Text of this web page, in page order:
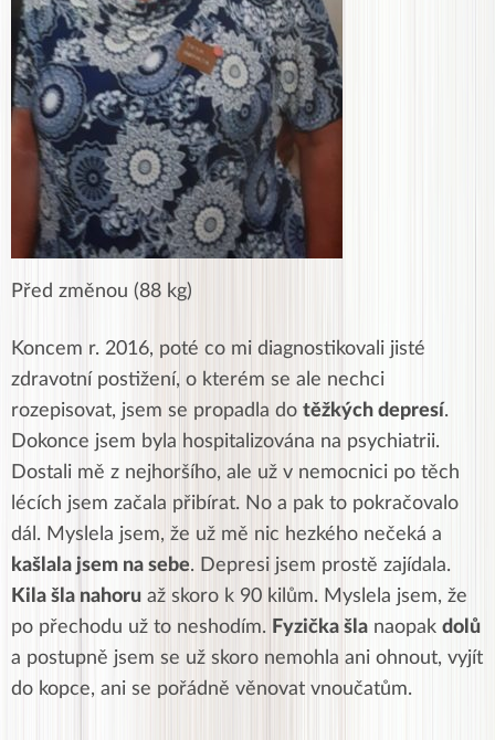
Před změnou (88 kg)
Koncem r. 2016, poté co mi diagnostikovali jisté
zdravotní postižení, o kterém se ale nechci
rozepisovat, jsem se propadla do těžkých depresí.
Dokonce jsem byla hospitalizována na psychiatrii.
Dostali mě z nejhoršího, ale už v nemocnici po těch
lécích jsem začala přibírat. No a pak to pokračovalo
dál. Myslela jsem, že už mě nic hezkého nečeká a
kašlala jsem na sebe. Depresi jsem prostě zajídala.
Kila šla nahoru až skoro k 90 kilům. Myslela jsem, že
po přechodu už to neshodím. Fyzička šla naopak dolů
a postupně jsem se už skoro nemohla ani ohnout, vyjít
do kopce, ani se pořádně věnovat vnoučatům.